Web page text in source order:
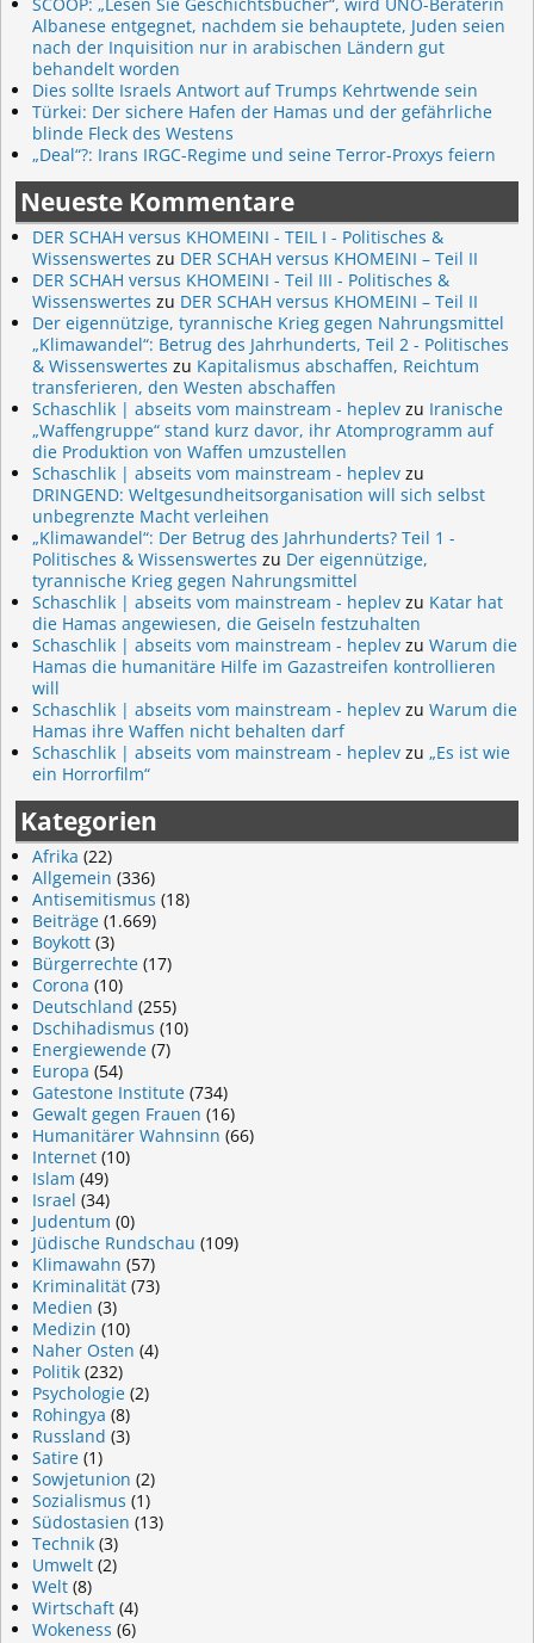
Albanese entgegnet, nachdem sie behauptete, Juden seien
nach der Inquisition nur in arabischen Ländern gut
behandelt worden
Dies sollte Israels Antwort auf Trumps Kehrtwende sein
Türkei: Der sichere Hafen der Hamas und der gefährliche
blinde Fleck des Westens
„Deal“?: Irans IRGC-Regime und seine Terror-Proxys feiern
Neueste Kommentare
DER SCHAH versus KHOMEINI - TEIL I - Politisches &
Wissenswertes zu DER SCHAH versus KHOMEINI – Teil II
DER SCHAH versus KHOMEINI - Teil III - Politisches &
Wissenswertes zu DER SCHAH versus KHOMEINI – Teil II
Der eigennützige, tyrannische Krieg gegen Nahrungsmittel
„Klimawandel“: Betrug des Jahrhunderts, Teil 2 - Politisches
& Wissenswertes zu Kapitalismus abschaffen, Reichtum
transferieren, den Westen abschaffen
Schaschlik | abseits vom mainstream - heplev zu Iranische
„Waffengruppe“ stand kurz davor, ihr Atomprogramm auf
die Produktion von Waffen umzustellen
Schaschlik | abseits vom mainstream - heplev zu
DRINGEND: Weltgesundheitsorganisation will sich selbst
unbegrenzte Macht verleihen
„Klimawandel“: Der Betrug des Jahrhunderts? Teil 1 -
Politisches & Wissenswertes zu Der eigennützige,
tyrannische Krieg gegen Nahrungsmittel
Schaschlik | abseits vom mainstream - heplev zu Katar hat
die Hamas angewiesen, die Geiseln festzuhalten
Schaschlik | abseits vom mainstream - heplev zu Warum die
Hamas die humanitäre Hilfe im Gazastreifen kontrollieren
will
Schaschlik | abseits vom mainstream - heplev zu Warum die
Hamas ihre Waffen nicht behalten darf
Schaschlik | abseits vom mainstream - heplev zu „Es ist wie
ein Horrorfilm“
Kategorien
Afrika (22)
Allgemein (336)
Antisemitismus (18)
Beiträge (1.669)
Boykott (3)
Bürgerrechte (17)
Corona (10)
Deutschland (255)
Dschihadismus (10)
Energiewende (7)
Europa (54)
Gatestone Institute (734)
Gewalt gegen Frauen (16)
Humanitärer Wahnsinn (66)
Internet (10)
Islam (49)
Israel (34)
Judentum (0)
Jüdische Rundschau (109)
Klimawahn (57)
Kriminalität (73)
Medien (3)
Medizin (10)
Naher Osten (4)
Politik (232)
Psychologie (2)
Rohingya (8)
Russland (3)
Satire (1)
Sowjetunion (2)
Sozialismus (1)
Südostasien (13)
Technik (3)
Umwelt (2)
Welt (8)
Wirtschaft (4)
Wokeness (6)